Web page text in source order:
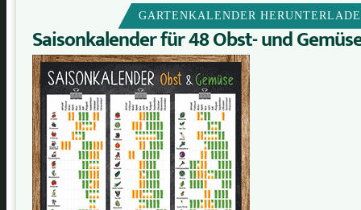
GARTENKALENDER
Saisonkalender für 48 Obst- und